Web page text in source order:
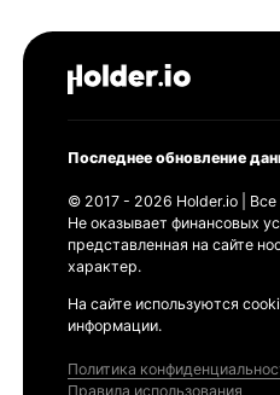
Последнее обновление
© 2017 - 2026 Holder.io |
Не оказывает финансовых
представленная на сайте
характер.
На сайте используются
информации.
Политика
Правила использования